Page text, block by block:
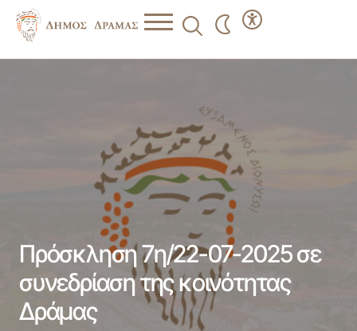
Πρόσκληση 7η/22-07-2025 σε
συνεδρίαση της κοινότητας
Δράμας